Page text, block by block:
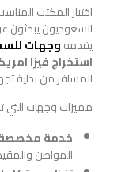
اختيار المكتب
السعوديون
يقدمهوجهات
استخراج فيزا
المسافر من بداية
مميزات وجهات التي
خدمة مخصصة
المواطن